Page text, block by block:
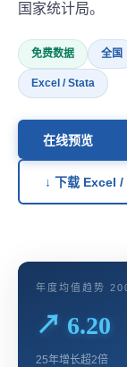
国家统计局。
免费数据 全国
Excel / Stata
在线预览
↓ 下载 Excel
年度均值趋势
↗ 6.20
25年增长超2倍